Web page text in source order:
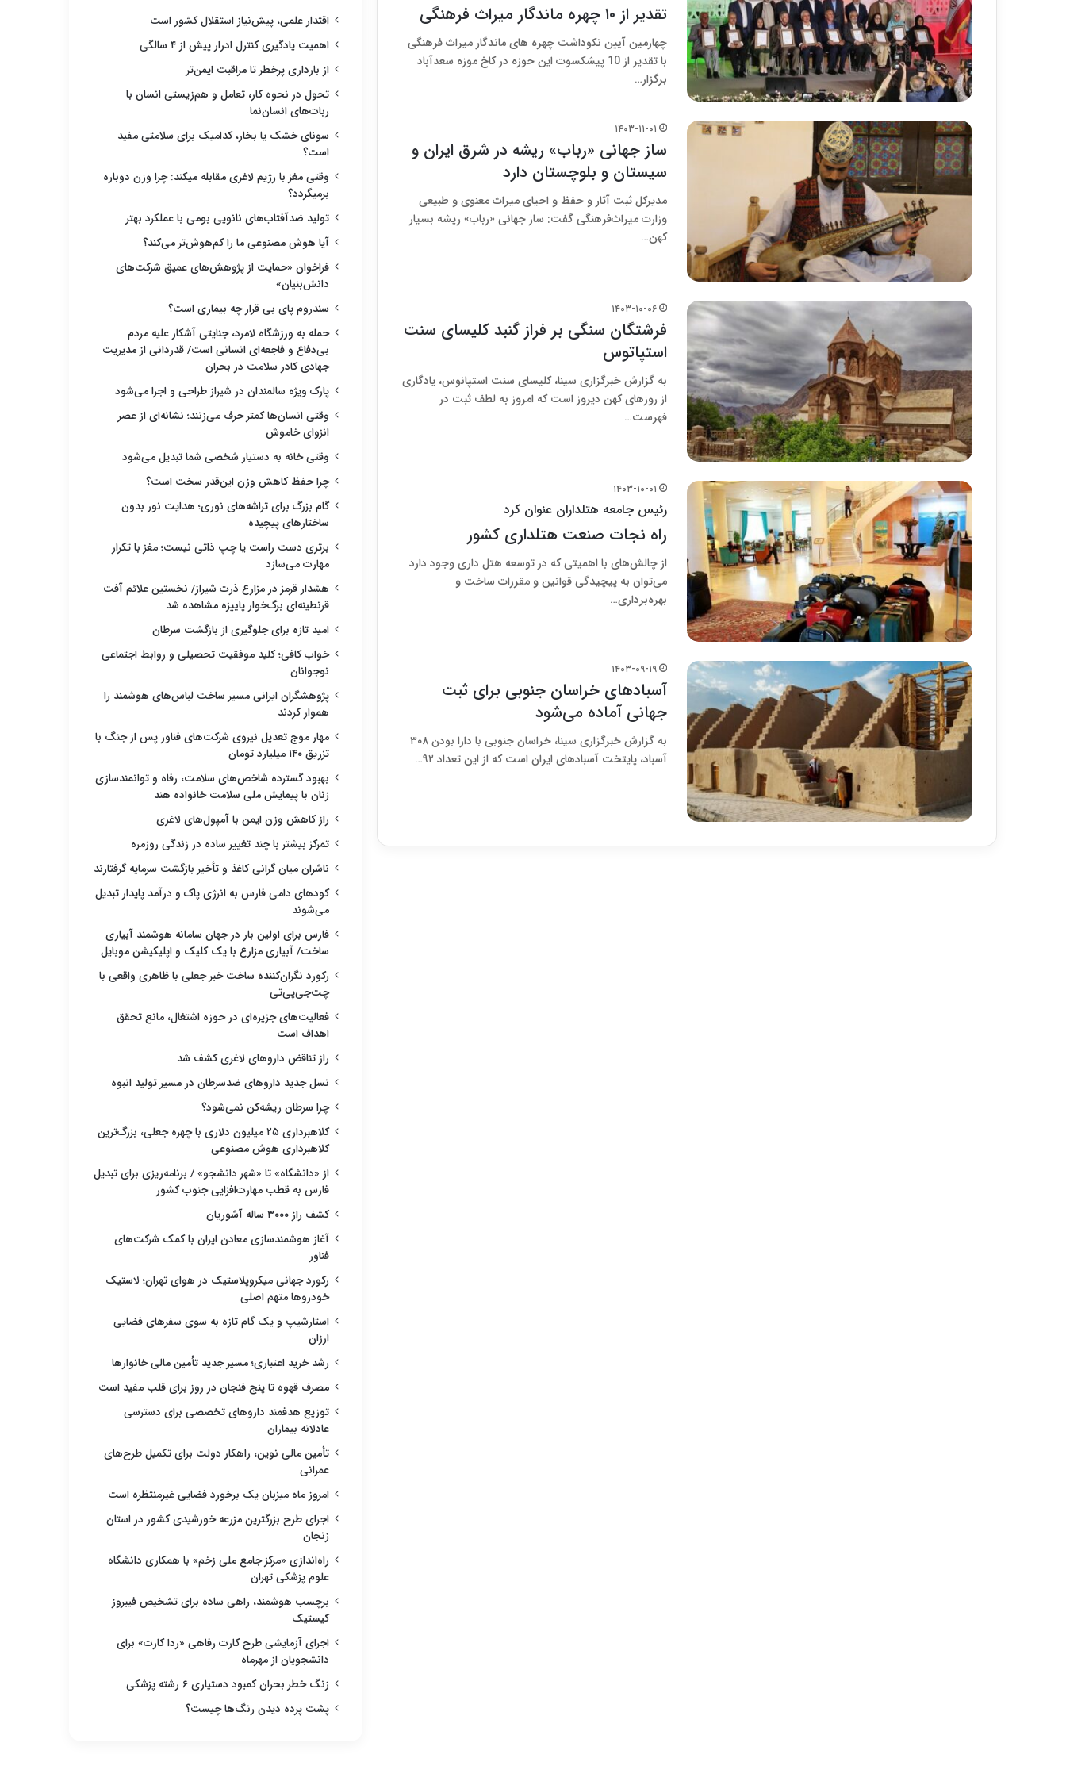
تقدیر از ۱۰ چهره ماندگار میراث فرهنگی
چهارمین آیین نکوداشت چهره های ماندگار میراث فرهنگی
با تقدیر از 10 پیشکسوت این حوزه در کاخ موزه سعدآباد
برگزار…
۱۴۰۳-۱۱-۰۱
ساز جهانی «رباب» ریشه در شرق ایران و
سیستان و بلوچستان دارد
مدیرکل ثبت آثار و حفظ و احیای میراث معنوی و طبیعی
وزارت میراث‌فرهنگی گفت: ساز جهانی «رباب» ریشه بسیار
کهن…
۱۴۰۳-۱۰-۰۶
فرشتگان سنگی بر فراز گنبد کلیسای سنت
استپاتوس
به گزارش خبرگزاری سینا، کلیسای سنت استپانوس، یادگاری
از روزهای کهن دیروز است که امروز به لطف ثبت در
فهرست…
۱۴۰۳-۱۰-۰۱
رئیس جامعه هتلداران عنوان کرد
راه نجات صنعت هتلداری کشور
از چالش‌های با اهمیتی که در توسعه هتل داری وجود دارد
می‌توان به پیچیدگی قوانین و مقررات ساخت و
بهره‌برداری…
۱۴۰۳-۰۹-۱۹
آسبادهای خراسان جنوبی برای ثبت
جهانی آماده می‌شود
به گزارش خبرگزاری سینا، خراسان جنوبی با دارا بودن ۳۰۸
آسباد، پایتخت آسبادهای ایران است که از این تعداد ۹۲…
اقتدار علمی، پیش‌نیاز استقلال کشور است
اهمیت یادگیری کنترل ادرار پیش از ۴ سالگی
از بارداری پرخطر تا مراقبت ایمن‌تر
تحول در نحوه کار، تعامل و هم‌زیستی انسان با
ربات‌های انسان‌نما
سونای خشک یا بخار، کدامیک برای سلامتی مفید
است؟
وقتی مغز با رژیم لاغری مقابله میکند: چرا وزن دوباره
برمیگردد؟
تولید ضدآفتاب‌های نانویی بومی با عملکرد بهتر
آیا هوش مصنوعی ما را کم‌هوش‌تر می‌کند؟
فراخوان «حمایت از پژوهش‌های عمیق شرکت‌های
دانش‌بنیان»
سندروم پای بی قرار چه بیماری است؟
حمله به ورزشگاه لامرد، جنایتی آشکار علیه مردم
بی‌دفاع و فاجعه‌ای انسانی است/ قدردانی از مدیریت
جهادی کادر سلامت در بحران
پارک ویژه سالمندان در شیراز طراحی و اجرا می‌شود
وقتی انسان‌ها کمتر حرف می‌زنند؛ نشانه‌ای از عصر
انزوای خاموش
وقتی خانه به دستیار شخصی شما تبدیل می‌شود
چرا حفظ کاهش وزن این‌قدر سخت است؟
گام بزرگ برای تراشه‌های نوری؛ هدایت نور بدون
ساختارهای پیچیده
برتری دست راست یا چپ ذاتی نیست؛ مغز با تکرار
مهارت می‌سازد
هشدار قرمز در مزارع ذرت شیراز/ نخستین علائم آفت
قرنطینه‌ای برگ‌خوار پاییزه مشاهده شد
امید تازه برای جلوگیری از بازگشت سرطان
خواب کافی؛ کلید موفقیت تحصیلی و روابط اجتماعی
نوجوانان
پژوهشگران ایرانی مسیر ساخت لباس‌های هوشمند را
هموار کردند
مهار موج تعدیل نیروی شرکت‌های فناور پس از جنگ با
تزریق ۱۴۰ میلیارد تومان
بهبود گسترده شاخص‌های سلامت، رفاه و توانمندسازی
زنان با پیمایش ملی سلامت خانواده هند
راز کاهش وزن ایمن با آمپول‌های لاغری
تمرکز بیشتر با چند تغییر ساده در زندگی روزمره
ناشران میان گرانی کاغذ و تأخیر بازگشت سرمایه گرفتارند
کودهای دامی فارس به انرژی پاک و درآمد پایدار تبدیل
می‌شوند
فارس برای اولین بار در جهان سامانه هوشمند آبیاری
ساخت/ آبیاری مزارع با یک کلیک و اپلیکیشن موبایل
رکورد نگران‌کننده ساخت خبر جعلی با ظاهری واقعی با
چت‌جی‌پی‌تی
فعالیت‌های جزیره‌ای در حوزه اشتغال، مانع تحقق
اهداف است
راز تناقض داروهای لاغری کشف شد
نسل جدید داروهای ضدسرطان در مسیر تولید انبوه
چرا سرطان ریشه‌کن نمی‌شود؟
کلاهبرداری ۲۵ میلیون دلاری با چهره جعلی، بزرگ‌ترین
کلاهبرداری هوش مصنوعی
از «دانشگاه» تا «شهر دانشجو» / برنامه‌ریزی برای تبدیل
فارس به قطب مهارت‌افزایی جنوب کشور
کشف راز ۳۰۰۰ ساله آشوریان
آغاز هوشمندسازی معادن ایران با کمک شرکت‌های
فناور
رکورد جهانی میکروپلاستیک در هوای تهران؛ لاستیک
خودروها متهم اصلی
استارشیپ و یک گام تازه به سوی سفرهای فضایی
ارزان
رشد خرید اعتباری؛ مسیر جدید تأمین مالی خانوارها
مصرف قهوه تا پنج فنجان در روز برای قلب مفید است
توزیع هدفمند داروهای تخصصی برای دسترسی
عادلانه بیماران
تأمین مالی نوین، راهکار دولت برای تکمیل طرح‌های
عمرانی
امروز ماه میزبان یک برخورد فضایی غیرمنتظره است
اجرای طرح بزرگترین مزرعه خورشیدی کشور در استان
زنجان
راه‌اندازی «مرکز جامع ملی زخم» با همکاری دانشگاه
علوم پزشکی تهران
برچسب هوشمند، راهی ساده برای تشخیص فیبروز
کیستیک
اجرای آزمایشی طرح کارت رفاهی «ردا کارت» برای
دانشجویان از مهرماه
زنگ خطر بحران کمبود دستیاری ۶ رشته پزشکی
پشت پرده دیدن رنگ‌ها چیست؟